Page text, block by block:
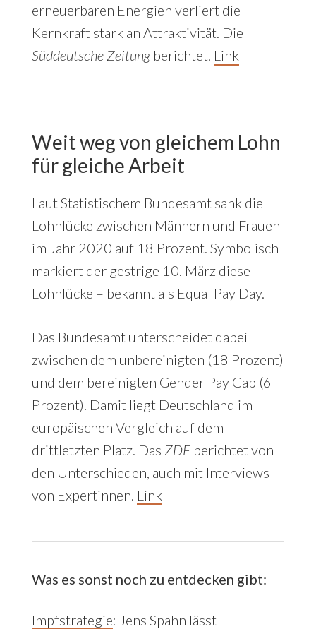
erneuerbaren Energien verliert die
Kernkraft stark an Attraktivität. Die
Süddeutsche Zeitungberichtet. Link
Weit weg von gleichem Lohn
für gleiche Arbeit
Laut Statistischem Bundesamt sank die
Lohnlücke zwischen Männern und Frauen
im Jahr 2020 auf 18 Prozent. Symbolisch
markiert der gestrige 10. März diese
Lohnlücke – bekannt als Equal Pay Day.
Das Bundesamt unterscheidet dabei
zwischen dem unbereinigten (18 Prozent)
und dem bereinigten Gender Pay Gap (6
Prozent). Damit liegt Deutschland im
europäischen Vergleich auf dem
drittletzten Platz. Das ZDFberichtet von
den Unterschieden, auch mit Interviews
von Expertinnen. Link
Was es sonst noch zu entdecken gibt:
Impfstrategie: Jens Spahn lässt